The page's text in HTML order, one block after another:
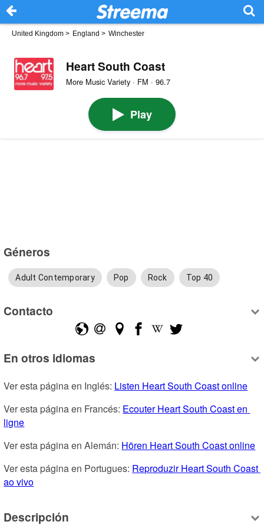
United Kingdom > England > Winchester
Heart South Coast
More Music Variety · FM · 96.7
Play
Géneros
Adult Contemporary Pop Rock Top 40
Contacto
En otros idiomas
Ver esta página en Inglés: Listen Heart South Coast online
Ver esta página en Francés: Ecouter Heart South Coast en
ligne
Ver esta página en Alemán: Hören Heart South Coast online
Ver esta página en Portugues: Reproduzir Heart South Coast
ao vivo
Descripción